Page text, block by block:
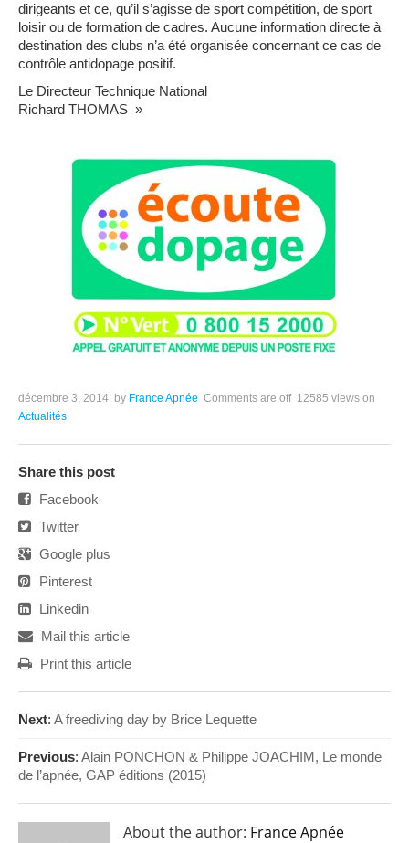
dirigeants et ce, qu’il s’agisse de sport compétition, de sport
loisir ou de formation de cadres. Aucune information directe à
destination des clubs n’a été organisée concernant ce cas de
contrôle antidopage positif.
Le Directeur Technique National
Richard THOMAS »
décembre 3, 2014 by France Apnée Comments are off 12585 views on
Actualités
Share this post
Facebook
Twitter
Google plus
Pinterest
Linkedin
Mail this article
Print this article
Next: A freediving day by Brice Lequette
Previous: Alain PONCHON & Philippe JOACHIM, Le monde
de l’apnée, GAP éditions (2015)
About the author: France Apnée